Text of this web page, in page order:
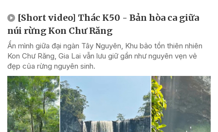
[Short video] Thác K50 - Bản hòa ca giữa
núi rừng Kon Chư Răng
Ẩn mình giữa đại ngàn Tây Nguyên, Khu bảo tồn thiên nhiên
Kon Chư Răng, Gia Lai vẫn lưu giữ gần như nguyên vẹn vẻ
đẹp của rừng nguyên sinh.